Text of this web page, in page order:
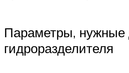
Параметры, нужные
гидроразделителя